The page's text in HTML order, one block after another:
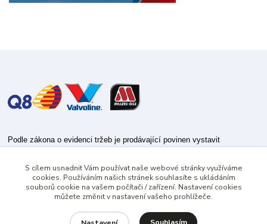
Podle zákona o evidenci tržeb je prodávající povinen vystavit
Zároveň je povinen zaevidovat přijatou tržbu u správce daně online; v
případě technického výpadku pak nejpozději do 48 hodin.
S cílem usnadnit Vám používat naše webové stránky využíváme
cookies. Používáním našich stránek souhlasíte s ukládáním
souborů cookie na vašem počítači / zařízení. Nastavení cookies
můžete změnit v nastavení vašeho prohlížeče.